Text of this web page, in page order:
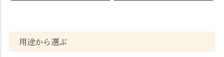
用途から選ぶ